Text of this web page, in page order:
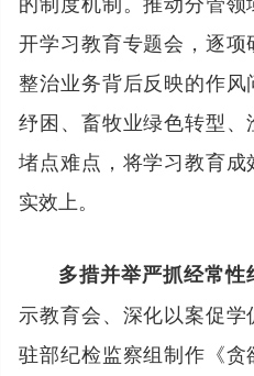
开学习教育专题会，逐
整治业务背后反映的作
纾困、畜牧业绿色转型
堵点难点，将学习教育
实效上。
多措并举严抓经常性
示教育会、深化以案促
驻部纪检监察组制作《